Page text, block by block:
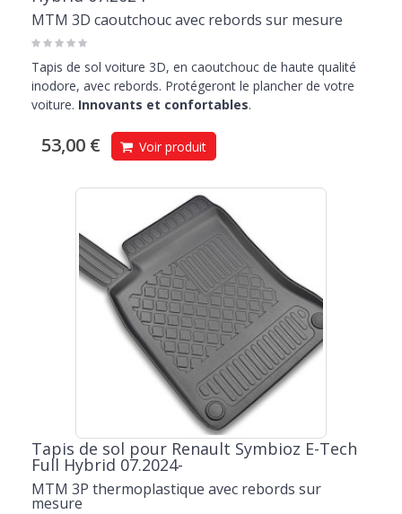
MTM 3D caoutchouc avec rebords sur mesure
Tapis de sol voiture 3D, en caoutchouc de haute qualité
inodore, avec rebords. Protégeront le plancher de votre
voiture. Innovants et confortables.
53,00 € Voir produit
Tapis de sol pour Renault Symbioz E-Tech
Full Hybrid 07.2024-
MTM 3P thermoplastique avec rebords sur
mesure